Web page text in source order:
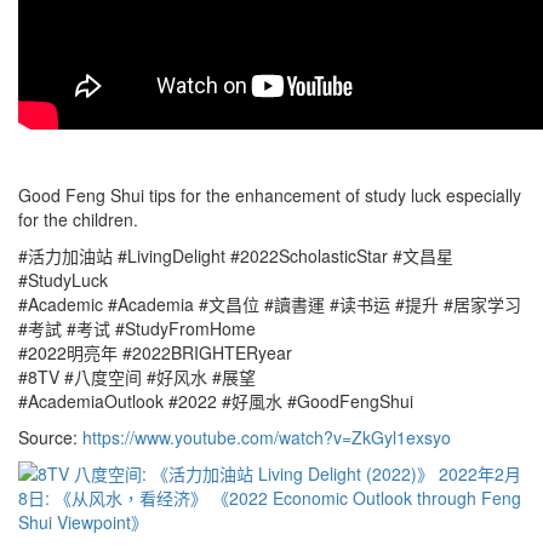
Good Feng Shui tips for the enhancement of study luck especially
for the children.
#活力加油站 #LivingDelight #2022ScholasticStar #文昌星
#StudyLuck
#Academic #Academia #文昌位 #讀書運 #读书运 #提升 #居家学习
#考試 #考试 #StudyFromHome
#2022明亮年 #2022BRIGHTERyear
#8TV #八度空间 #好风水 #展望
#AcademiaOutlook #2022 #好風水 #GoodFengShui
Source: https://www.youtube.com/watch?v=ZkGyl1exsyo